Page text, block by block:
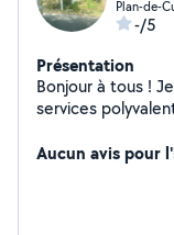
de renseignement
répond a toutes
Plan-de-
-/5
Présentation
Bonjour à tous !
services
réparation, etc.
Aucun avis pour